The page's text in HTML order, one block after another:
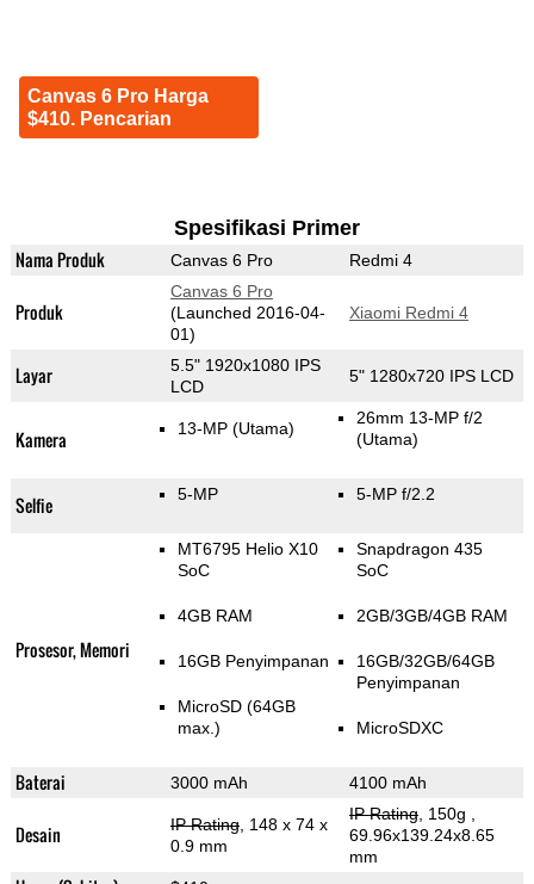
Canvas 6 Pro Harga
$410. Pencarian
Spesifikasi Primer
Nama Produk Canvas 6 Pro Redmi 4
Produk
Canvas 6 Pro
(Launched 2016-04-
01)
Xiaomi Redmi 4
Layar
5.5" 1920x1080 IPS
LCD
5" 1280x720 IPS LCD
Kamera 13-MP (Utama)
26mm 13-MP f/2
(Utama)
Selfie 5-MP 5-MP f/2.2
Prosesor, Memori
MT6795 Helio X10
SoC
4GB RAM
16GB Penyimpanan
MicroSD (64GB
max.)
Snapdragon 435
SoC
2GB/3GB/4GB RAM
16GB/32GB/64GB
Penyimpanan
MicroSDXC
Baterai 3000 mAh 4100 mAh
Desain IP Rating, 148 x 74 x
0.9 mm
IP Rating, 150g
69.96x139.24x8.65
mm